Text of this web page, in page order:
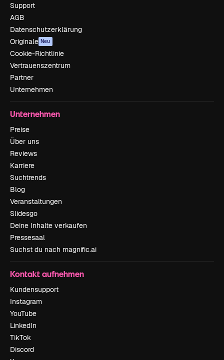
Support
AGB
Datenschutzerklärung
Originale Neu
Cookie-Richtlinie
Vertrauenszentrum
Partner
Unternehmen
Unternehmen
Preise
Über uns
Reviews
Karriere
Suchtrends
Blog
Veranstaltungen
Slidesgo
Deine Inhalte verkaufen
Pressesaal
Suchst du nach magnific.ai
Kontakt aufnehmen
Kundensupport
Instagram
YouTube
LinkedIn
TikTok
Discord